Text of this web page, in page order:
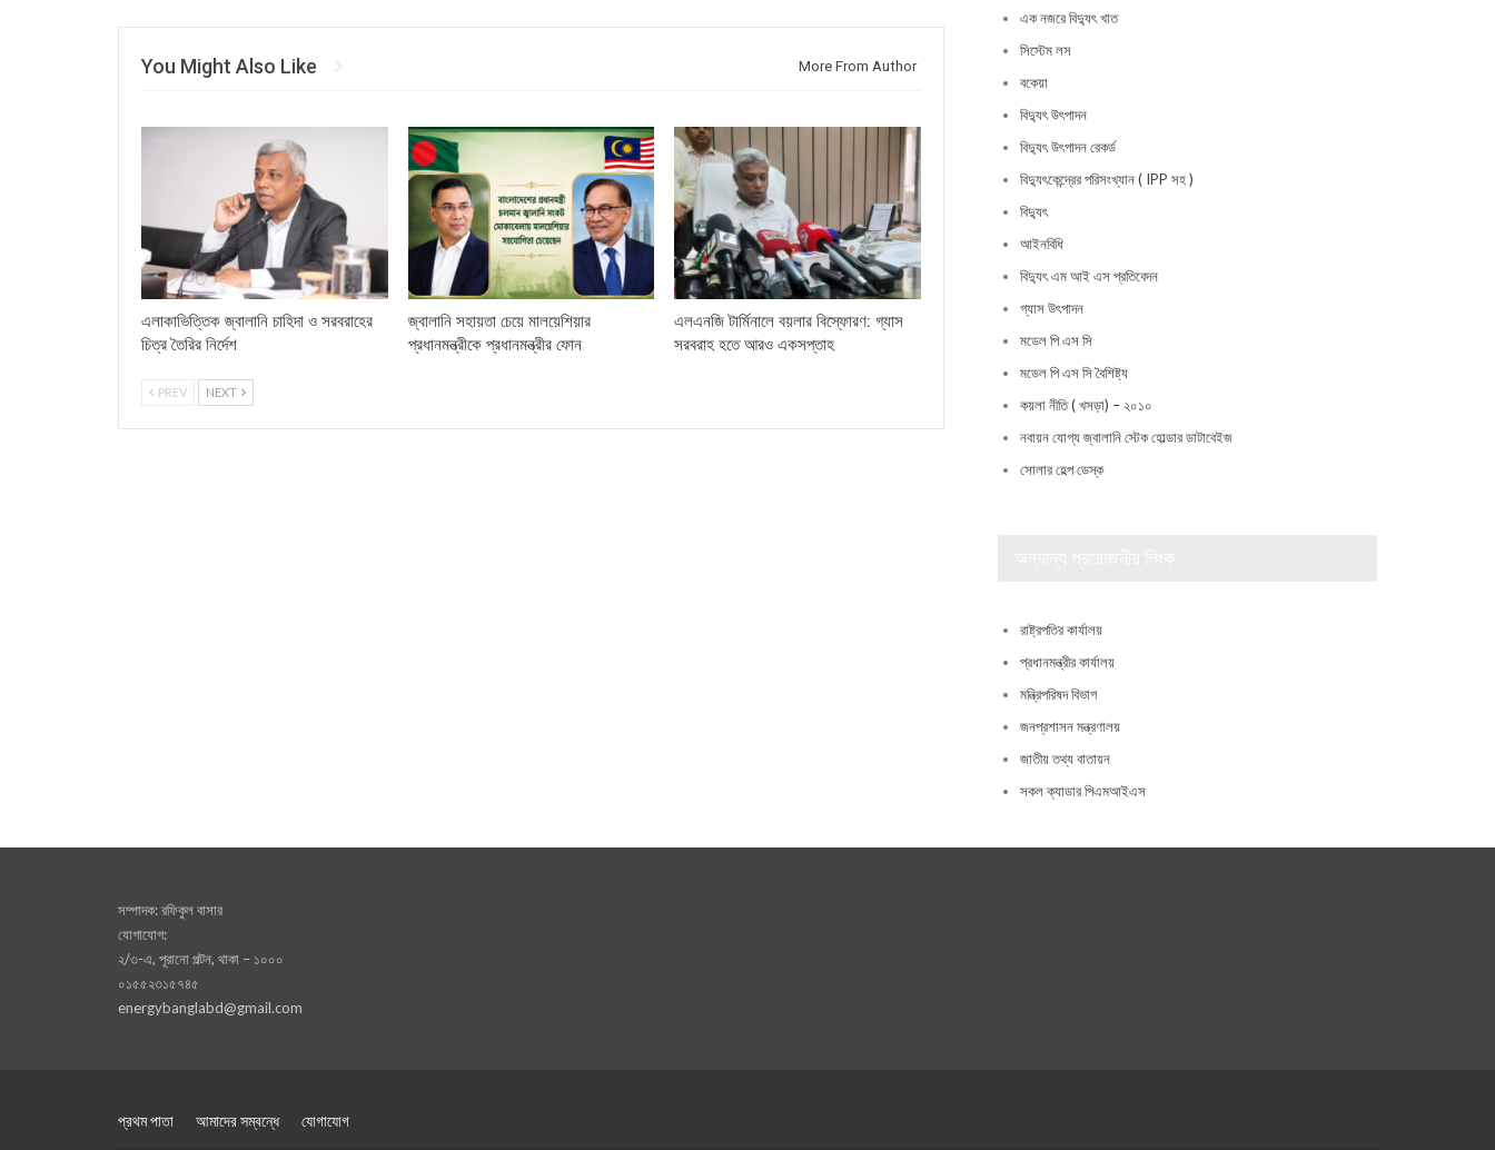
You Might Also Like More From Author
এলাকাভিত্তিক জ্বালানি চাহিদা ও সরবরাহের
চিত্র তৈরির নির্দেশ
জ্বালানি সহায়তা চেয়ে মালয়েশিয়ার
প্রধানমন্ত্রীকে প্রধানমন্ত্রীর ফোন
এলএনজি টার্মিনালে বয়লার বিস্ফোরণ: গ্যাস
সরবরাহ হতে আরও একসপ্তাহ
PREV NEXT
এক নজরে বিদ্যুৎ খাত
সিস্টেম লস
বকেয়া
বিদ্যুৎ উৎপাদন
বিদ্যুৎ উৎপাদন রেকর্ড
বিদ্যুৎকেন্দ্রের পরিসংখ্যান ( IPP সহ )
বিদ্যুৎ
আইনবিধি
বিদ্যুৎ এম আই এস প্রতিবেদন
গ্যাস উৎপাদন
মডেল পি এস সি
মডেল পি এস সি বৈশিষ্ট্য
কয়লা নীতি ( খসড়া) – ২০১০
নবায়ন যোগ্য জ্বালানি স্টেক হোল্ডার ডাটাবেইজ
সোলার হেল্প ডেস্ক
রাষ্ট্রপতির কার্যালয়
প্রধানমন্ত্রীর কার্যালয়
মন্ত্রিপরিষদ বিভাগ
জনপ্রশাসন মন্ত্রণালয়
জাতীয় তথ্য বাতায়ন
সকল ক্যাডার পিএমআইএস
সম্পাদক: রফিকুল বাসার
যোগাযোগ:
২/৩-এ, পূরানো পল্টন, থাকা – ১০০০
০১৫৫২৩১৫৭৪৫
energybanglabd@gmail.com
প্রথম পাতা আমাদের সম্বন্ধে যোগাযোগ